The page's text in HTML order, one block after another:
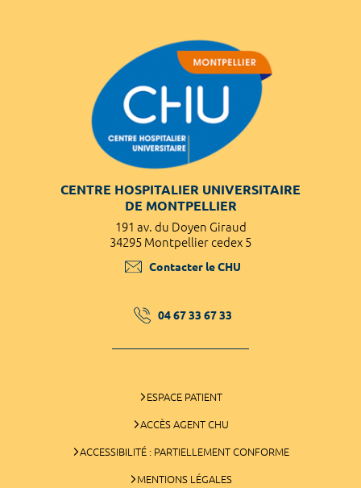
CENTRE HOSPITALIER UNIVERSITAIRE
DE MONTPELLIER
191 av. du Doyen Giraud
34295 Montpellier cedex 5
Contacter le CHU
04 67 33 67 33
ESPACE PATIENT
ACCÈS AGENT CHU
ACCESSIBILITÉ : PARTIELLEMENT CONFORME
MENTIONS LÉGALES